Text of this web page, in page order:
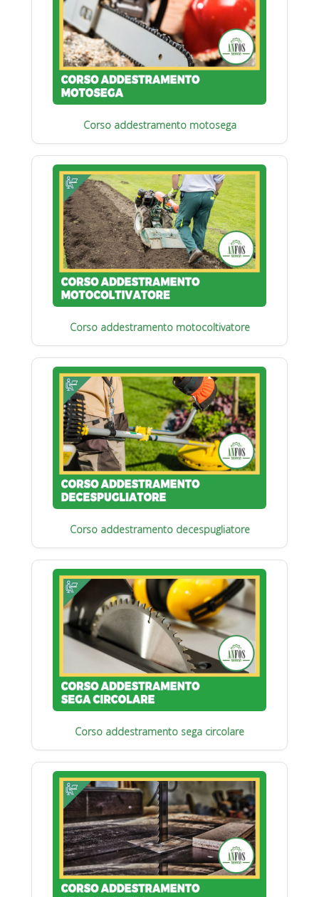
Corso addestramento motosega
Corso addestramento motocoltivatore
Corso addestramento decespugliatore
Corso addestramento sega circolare